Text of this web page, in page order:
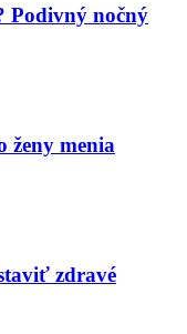
Podivný nočný
ženy menia
zdravé